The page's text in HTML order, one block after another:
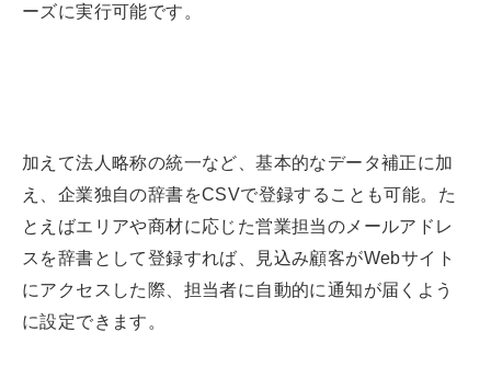
ーズに実行可能です。
加えて法人略称の統一など、基本的なデータ補正に加
え、企業独自の辞書をCSVで登録することも可能。 た
とえばエリアや商材に応じた営業担当のメールアドレ
スを辞書として登録すれば、見込み顧客がWebサイト
にアクセスした際、担当者に自動的に通知が届くよう
に設定できます。